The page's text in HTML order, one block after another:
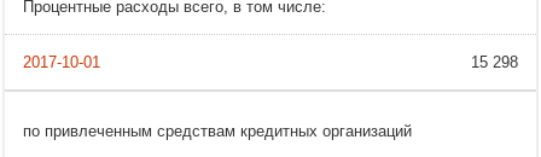
Процентные расходы всего, в том числе:
15 298
по привлеченным средствам кредитных организаций